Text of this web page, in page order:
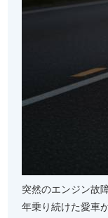
突然のエンジン故
年乗り続けた愛車